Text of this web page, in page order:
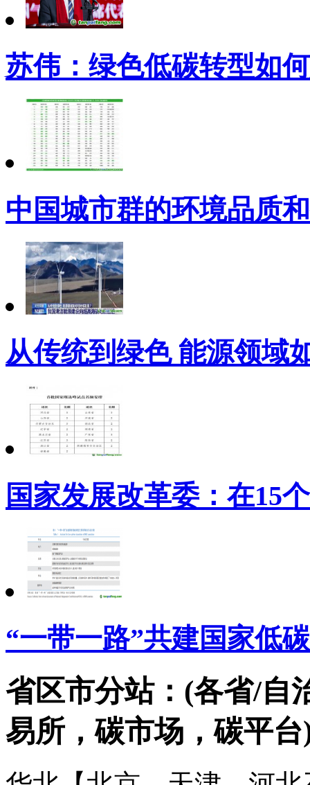
苏伟：绿色低碳转型如
中国城市群的环境品质
从传统到绿色 能源领域
国家发展改革委：在15
“一带一路”共建国家低
省区市分站：(各省/自
易所，碳市场，碳平台